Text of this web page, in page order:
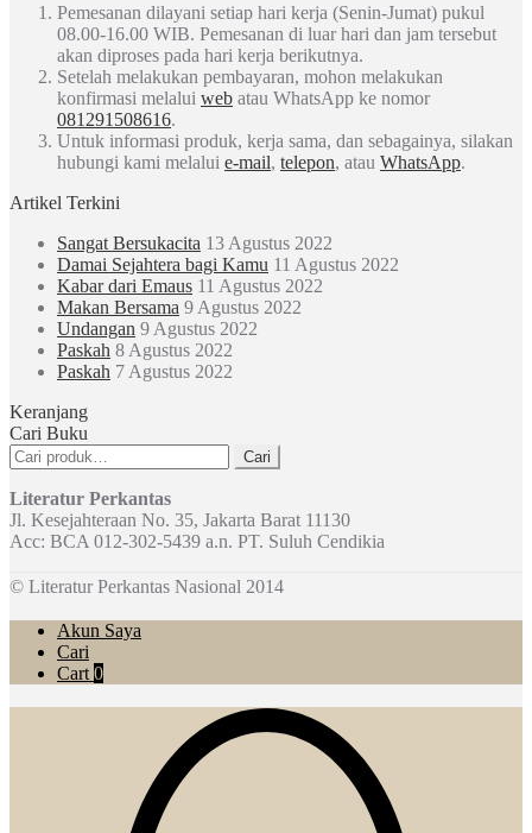
Pemesanan dilayani setiap hari kerja (Senin-Jumat) pukul
08.00-16.00 WIB. Pemesanan di luar hari dan jam tersebut
akan diproses pada hari kerja berikutnya.
Setelah melakukan pembayaran, mohon melakukan
konfirmasi melalui web atau WhatsApp ke nomor
081291508616.
Untuk informasi produk, kerja sama, dan sebagainya, silakan
hubungi kami melalui e-mail, telepon, atau WhatsApp.
Artikel Terkini
Sangat Bersukacita 13 Agustus 2022
Damai Sejahtera bagi Kamu 11 Agustus 2022
Kabar dari Emaus 11 Agustus 2022
Makan Bersama 9 Agustus 2022
Undangan 9 Agustus 2022
Paskah 8 Agustus 2022
Paskah 7 Agustus 2022
Keranjang
Cari Buku
Pencarian
untuk:
Cari
Literatur Perkantas
Jl. Kesejahteraan No. 35, Jakarta Barat 11130
Acc: BCA 012-302-5439 a.n. PT. Suluh Cendikia
© Literatur Perkantas Nasional 2014
Akun Saya
Cari
Cart 0